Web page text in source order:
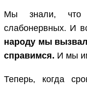
Мы знали, что
слабонервных. И
народу мы
справимся. И мы
Теперь, когда